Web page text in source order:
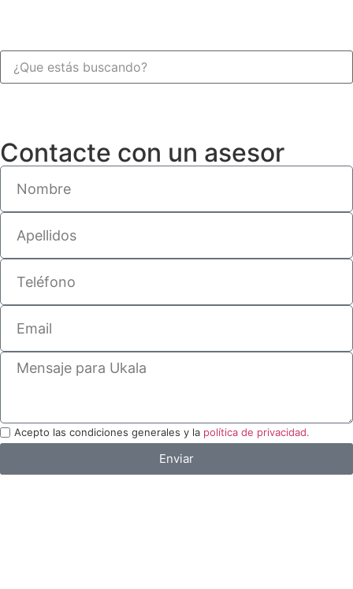
Contacte con un asesor
Acepto las condiciones generales y la política de privacidad.
Enviar